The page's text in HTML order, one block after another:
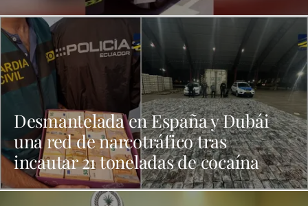
Desmantelada en España y Dubái
una red de narcotráfico tras
incautar 21 toneladas de cocaína